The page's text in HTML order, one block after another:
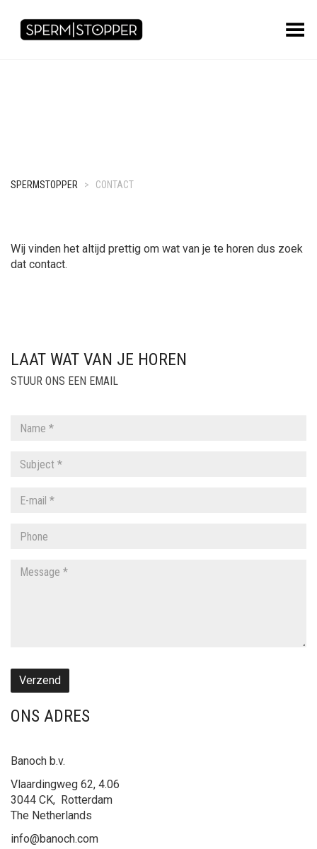
Toggle Menu
SPERMSTOPPER > CONTACT
Wij vinden het altijd prettig om wat van je te horen dus zoek
dat contact.
LAAT WAT VAN JE HOREN
STUUR ONS EEN EMAIL
Verzend
ONS ADRES
Banoch b.v.
Vlaardingweg 62, 4.06
3044 CK, Rotterdam
The Netherlands
info@banoch.com